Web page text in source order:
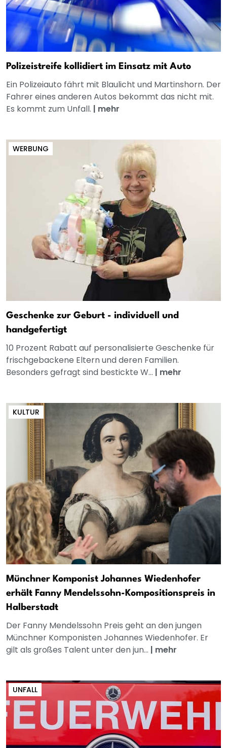
Polizeistreife kollidiert im Einsatz mit Auto
Ein Polizeiauto fährt mit Blaulicht und Martinshorn. Der
Fahrer eines anderen Autos bekommt das nicht mit.
Es kommt zum Unfall. | mehr
WERBUNG
Geschenke zur Geburt - individuell und
handgefertigt
10 Prozent Rabatt auf personalisierte Geschenke für
frischgebackene Eltern und deren Familien.
Besonders gefragt sind bestickte W... | mehr
KULTUR
Münchner Komponist Johannes Wiedenhofer
erhält Fanny Mendelssohn-Kompositionspreis in
Halberstadt
Der Fanny Mendelssohn Preis geht an den jungen
Münchner Komponisten Johannes Wiedenhofer. Er
gilt als großes Talent unter den jun... | mehr
UNFALL